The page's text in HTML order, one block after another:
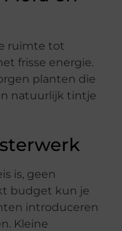
ruimte tot
frisse energie.
planten die
natuurlijk tintje
is, geen
budget kun je
introduceren
Kleine